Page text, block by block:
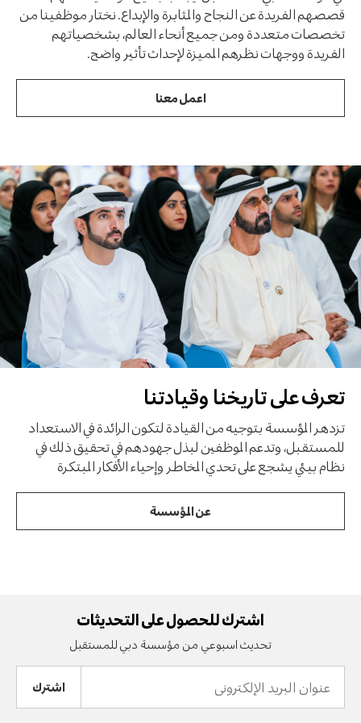
قصصهم الفريدة عن النجاح والمثابرة والإبداع. نختار موظفينا من
تخصصات متعددة ومن جميع أنحاء العالم، بشخصياتهم
الفريدة ووجهات نظرهم المميزة لإحداث تأثير واضح.
اعمل معنا
تعرف على تاريخنا وقيادتنا
تزدهر المؤسسة بتوجيه من القيادة لتكون الرائدة في الاستعداد
للمستقبل، وتدعم الموظفين لبذل جهودهم في تحقيق ذلك في
نظام بيئي يشجع على تحدي المخاطر وإحياء الأفكار المبتكرة
عن المؤسسة
اشترك للحصول على التحديثات
تحديث اسبوعي من مؤسسة دبي للمستقبل
البريد
الإلكتروني